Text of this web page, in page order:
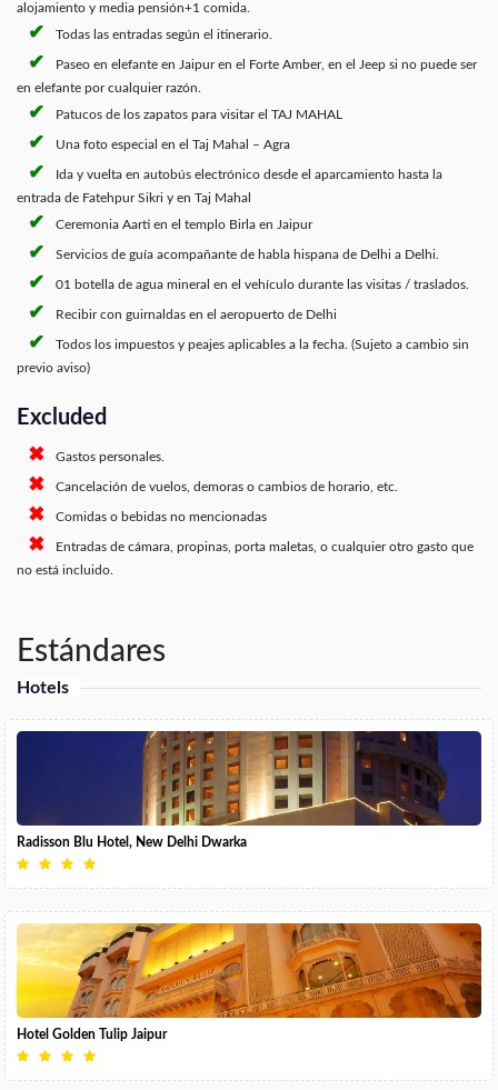
alojamiento y media pensión+1 comida.
Todas las entradas según el itinerario.
Paseo en elefante en Jaipur en el Forte Amber, en el Jeep si no puede ser
en elefante por cualquier razón.
Patucos de los zapatos para visitar el TAJ MAHAL
Una foto especial en el Taj Mahal – Agra
Ida y vuelta en autobús electrónico desde el aparcamiento hasta la
entrada de Fatehpur Sikri y en Taj Mahal
Ceremonia Aarti en el templo Birla en Jaipur
Servicios de guía acompañante de habla hispana de Delhi a Delhi.
01 botella de agua mineral en el vehículo durante las visitas / traslados.
Recibir con guirnaldas en el aeropuerto de Delhi
Todos los impuestos y peajes aplicables a la fecha. (Sujeto a cambio sin
previo aviso)
Excluded
Gastos personales.
Cancelación de vuelos, demoras o cambios de horario, etc.
Comidas o bebidas no mencionadas
Entradas de cámara, propinas, porta maletas, o cualquier otro gasto que
no está incluido.
Estándares
Hotels
Radisson Blu Hotel, New Delhi Dwarka
Hotel Golden Tulip Jaipur